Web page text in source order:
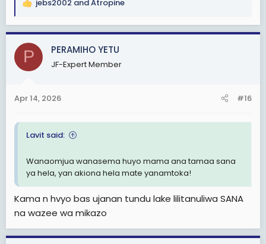
R
a
c
i
s
jebs2002 andAtropine
P PERAMIHO YETU
JF-Expert Member
Apr 14, 2026 #16
Lavit said:
Wanaomjua wanasema huyo mama ana tamaa sana
ya hela, yan akiona hela mate yanamtoka!
Kama n hvyo bas ujanan tundu lake lilitanuliwa SANA
na wazee wa mikazo